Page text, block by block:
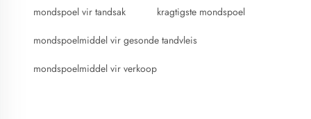
mondspoel vir tandsak kragtigste mondspoel
mondspoelmiddel vir gesonde tandvleis
mondspoelmiddel vir verkoop